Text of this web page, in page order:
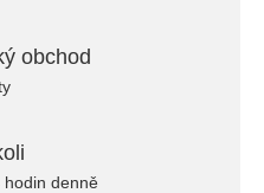
obchod
hodin denně